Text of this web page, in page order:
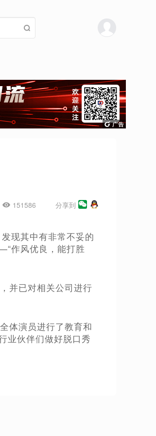
151586 分享到
现其中有非常不妥的
作风优良，能打胜
并已对相关公司进行
体演员进行了教育和
业伙伴们做好脱口秀